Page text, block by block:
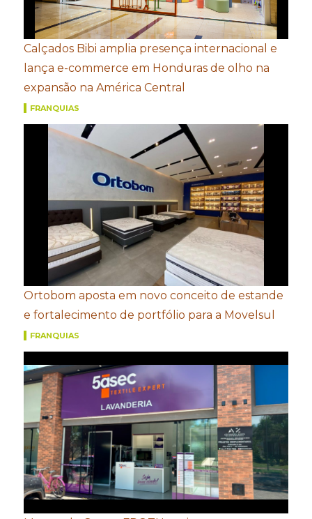
Calçados Bibi amplia presença internacional e
lança e-commerce em Honduras de olho na
expansão na América Central
FRANQUIAS
Ortobom aposta em novo conceito de estande
e fortalecimento de portfólio para a Movelsul
FRANQUIAS